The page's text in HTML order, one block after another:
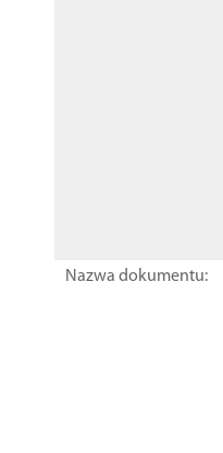
Nazwa dokumentu: